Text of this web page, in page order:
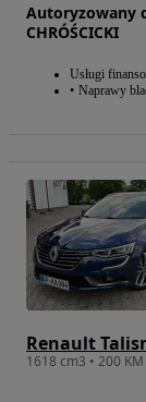
Autoryzowany
CHRÓŚCICKI
Usługi
Naprawy